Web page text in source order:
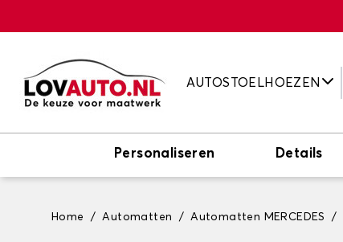
AUTOSTOELHOEZEN
Personaliseren Details
Home Automatten Automatten MERCEDES